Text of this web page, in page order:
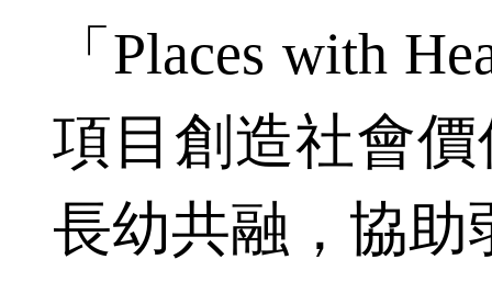
「Places with
項目創造社會
長幼共融，協助